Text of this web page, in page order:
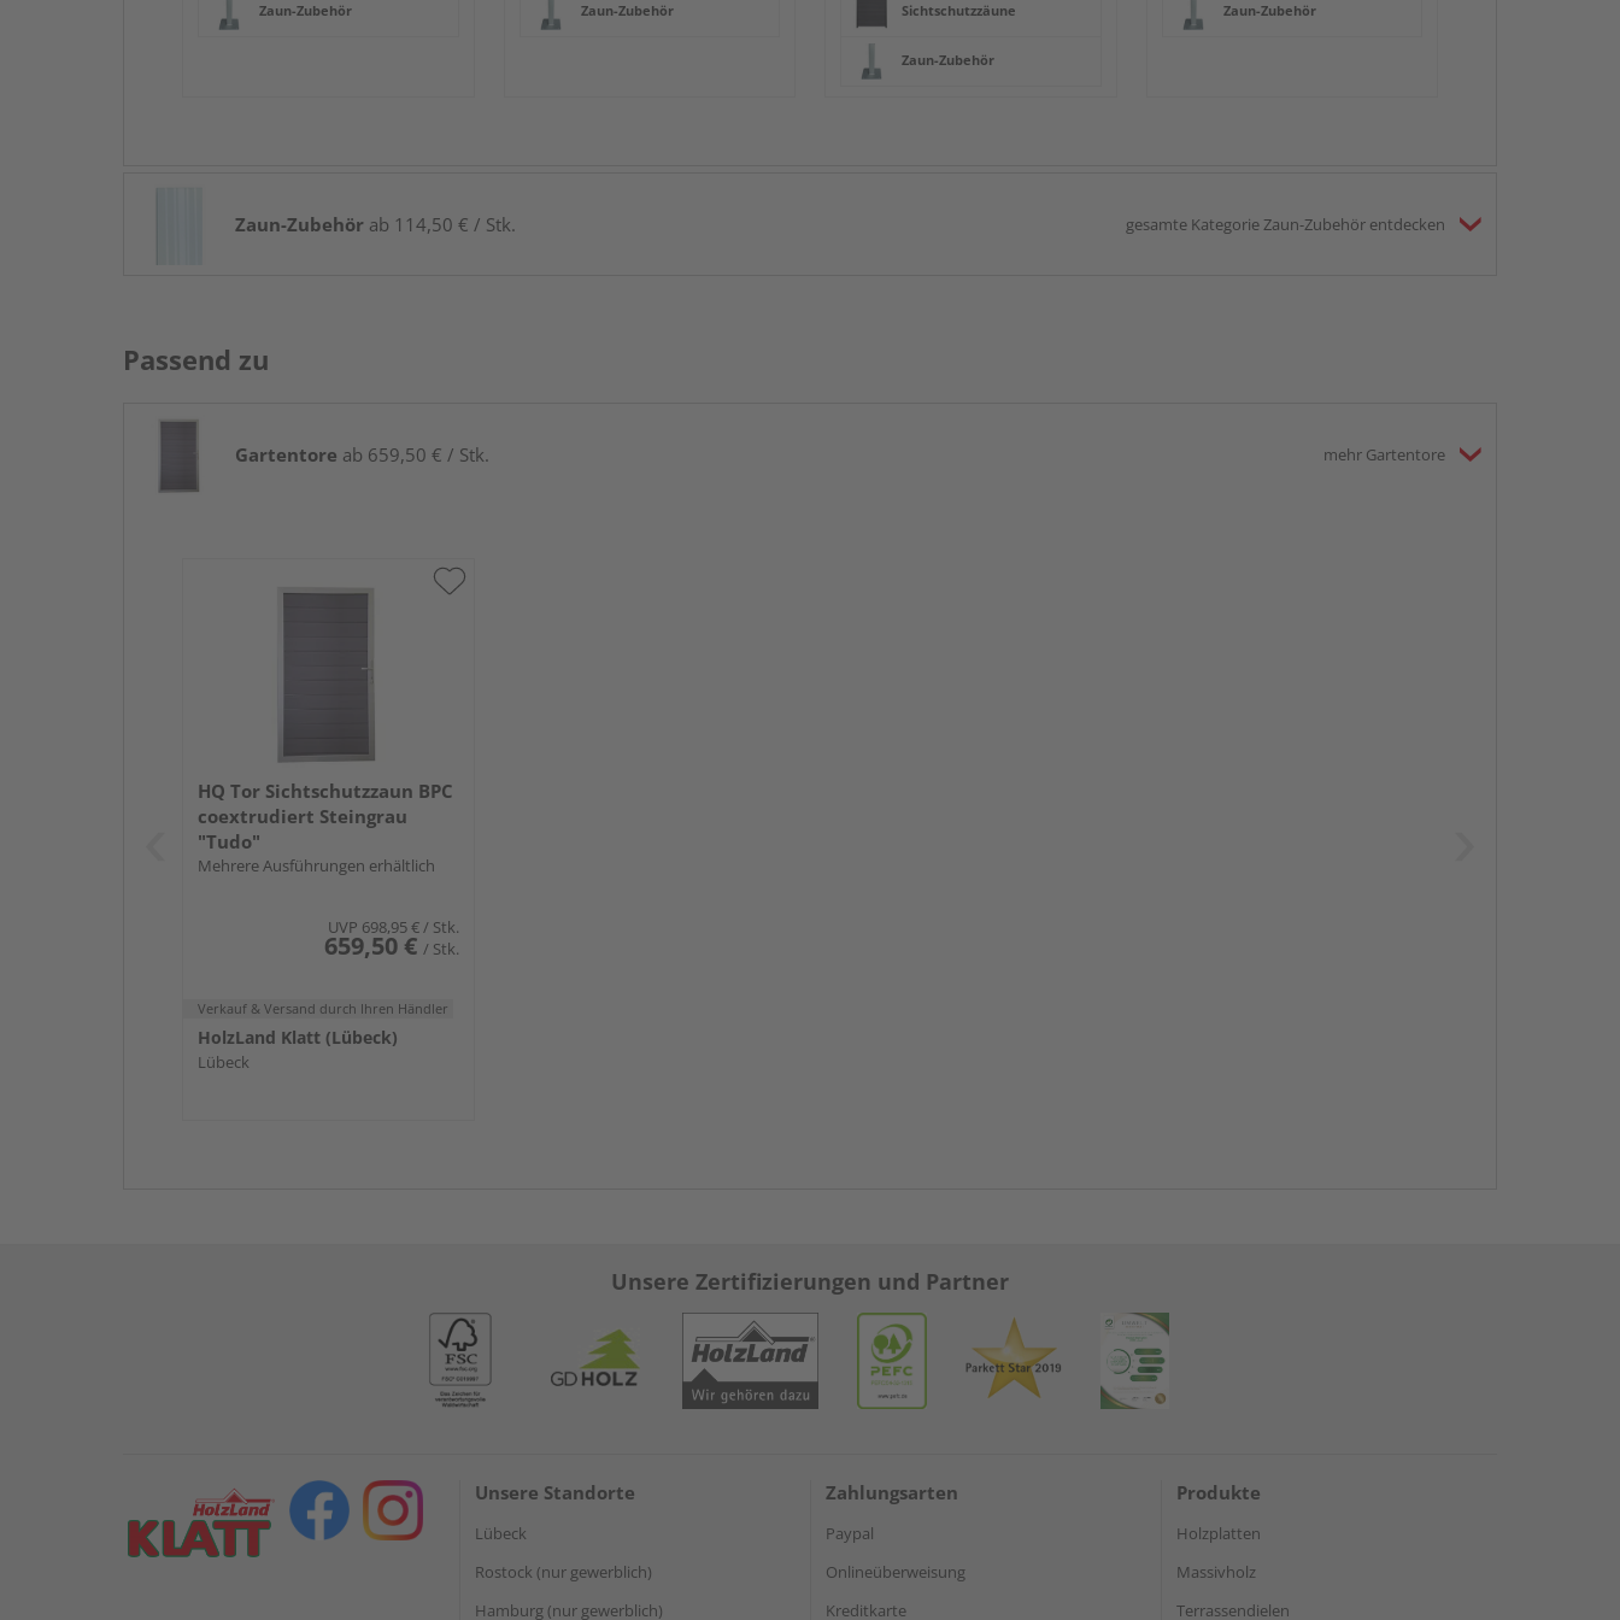
Zaun-Zubehör Zaun-Zubehör Sichtschutzzäune
Zaun-Zubehör
Zaun-Zubehör
Zaun-Zubehör ab 114,50 € / Stk. gesamte Kategorie Zaun-Zubehör entdecken
Passend zu
Gartentore ab 659,50 € / Stk. mehr Gartentore
HQ Tor Sichtschutzzaun BPC
coextrudiert Steingrau
"Tudo"
Mehrere Ausführungen erhältlich
UVP 698,95 €/ Stk.
659,50 € / Stk.
Verkauf & Versand durch Ihren Händler
HolzLand Klatt (Lübeck)
Lübeck
Unsere Zertifizierungen und Partner
Unsere Standorte
Lübeck
Rostock (nur gewerblich)
Hamburg (nur gewerblich)
Zahlungsarten
Paypal
Onlineüberweisung
Kreditkarte
Produkte
Holzplatten
Massivholz
Terrassendielen